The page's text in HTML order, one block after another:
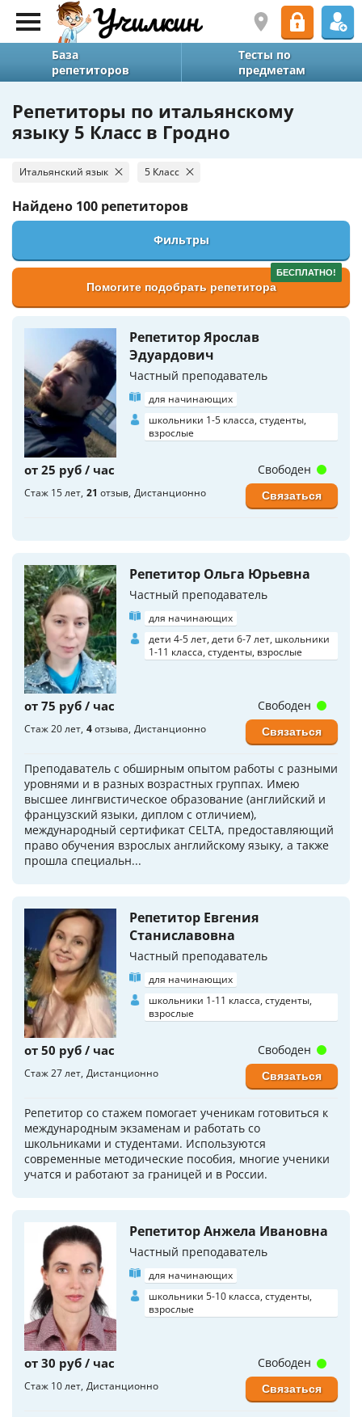
База
репетиторов
Тесты по
предметам
Репетиторы по итальянскому
языку 5 Класс в Гродно
Итальянский язык 5 Класс
Найдено 100 репетиторов
Фильтры
БЕСПЛАТНО!
Помогите подобрать репетитора
Репетитор Ярослав
Эдуардович
Частный преподаватель
для начинающих
школьники 1-5 класса, студенты,
взрослые
от 25 руб / час
Стаж 15 лет 21 отзыв Дистанционно
Свободен
Связаться
Репетитор Ольга Юрьевна
Частный преподаватель
для начинающих
дети 4-5 лет, дети 6-7 лет, школьники
1-11 класса, студенты, взрослые
от 75 руб / час
Стаж 20 лет 4отзыва Дистанционно
Преподаватель с обширным опытом работы с разными
уровнями и в разных возрастных группах. Имею
высшее лингвистическое образование (английский и
французский языки, диплом с отличием),
международный сертификат CELTA, предоставляющий
право обучения взрослых английскому языку, а также
прошла специальн...
Свободен
Связаться
Репетитор Евгения
Станиславовна
Частный преподаватель
для начинающих
школьники 1-11 класса, студенты,
взрослые
от 50 руб / час
Стаж 27 лет Дистанционно
Репетитор со стажем помогает ученикам готовиться к
международным экзаменам и работать со
школьниками и студентами. Используются
современные методические пособия, многие ученики
учатся и работают за границей и в России.
Свободен
Связаться
Репетитор Анжела Ивановна
Частный преподаватель
для начинающих
школьники 5-10 класса, студенты,
взрослые
от 30 руб / час
Стаж 10 лет Дистанционно
Свободен
Связаться